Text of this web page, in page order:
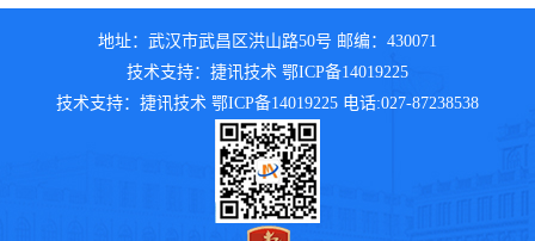
地址：武汉市武昌区洪山路50号 邮编：430071
技术支持：捷讯技术 鄂ICP备14019225
技术支持：捷讯技术 鄂ICP备14019225 电话:027-87238538